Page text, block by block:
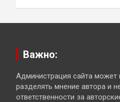
Важно:
Администрация сайта может
разделять мнение автора и
ответственности за